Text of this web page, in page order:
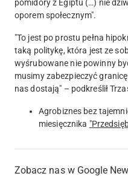
pomidory z Egiptu (…) nie
oporem społecznym".
"To jest po prostu pełna
taką politykę, która jest ze
wyśrubowane nie powinny
musimy zabezpieczyć
nas dostają" – podkreślił
Agrobiznes bez
miesięcznika
Zobacz nas w Google